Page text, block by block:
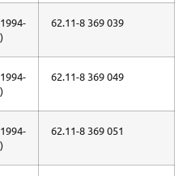
62.11-8 369 039
62.11-8 369 049
62.11-8 369 051